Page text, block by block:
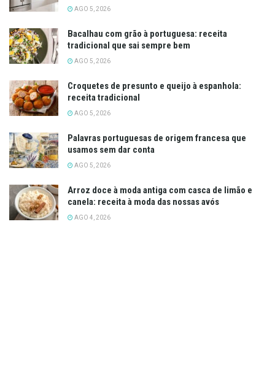
AGO 5, 2026
Bacalhau com grão à portuguesa: receita
tradicional que sai sempre bem
AGO 5, 2026
Croquetes de presunto e queijo à espanhola:
receita tradicional
AGO 5, 2026
Palavras portuguesas de origem francesa que
usamos sem dar conta
AGO 5, 2026
Arroz doce à moda antiga com casca de limão e
canela: receita à moda das nossas avós
AGO 4, 2026